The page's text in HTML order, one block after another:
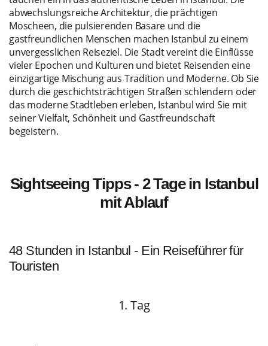
abwechslungsreiche Architektur, die prächtigen
Moscheen, die pulsierenden Basare und die
gastfreundlichen Menschen machen Istanbul zu einem
unvergesslichen Reiseziel. Die Stadt vereint die Einflüsse
vieler Epochen und Kulturen und bietet Reisenden eine
einzigartige Mischung aus Tradition und Moderne. Ob Sie
durch die geschichtsträchtigen Straßen schlendern oder
das moderne Stadtleben erleben, Istanbul wird Sie mit
seiner Vielfalt, Schönheit und Gastfreundschaft
begeistern.
Sightseeing Tipps - 2 Tage in Istanbul
mit Ablauf
48 Stunden in Istanbul - Ein Reiseführer für
Touristen
1. Tag